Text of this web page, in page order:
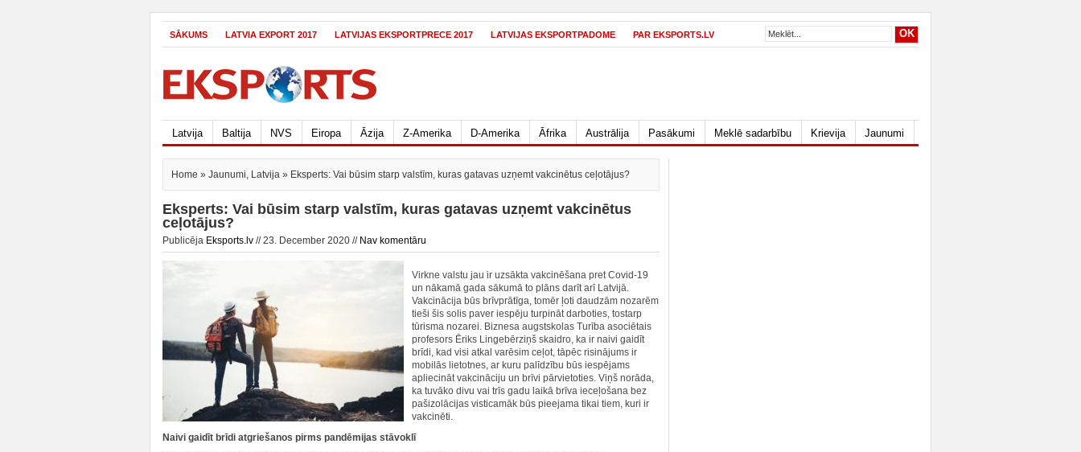
SĀKUMS LATVIA EXPORT 2017 LATVIJAS EKSPORTPRECE 2017 LATVIJAS EKSPORTPADOME PAR EKSPORTS.LV
Latvija Baltija NVS Eiropa Āzija Z-Amerika D-Amerika Āfrika Austrālija Pasākumi Meklē sadarbību Krievija Jaunumi
Home » Jaunumi, Latvija » Eksperts: Vai būsim starp valstīm, kuras gatavas uzņemt vakcinētus ceļotājus?
Eksperts: Vai būsim starp valstīm, kuras gatavas uzņemt vakcinētus
ceļotājus?
Publicēja Eksports.lv // 23. December 2020 // Nav komentāru
Virkne valstu jau ir uzsākta vakcinēšana pret Covid-19
un nākamā gada sākumā to plāns darīt arī Latvijā.
Vakcinācija būs brīvprātīga, tomēr ļoti daudzām nozarēm
tieši šis solis paver iespēju turpināt darboties, tostarp
tūrisma nozarei. Biznesa augstskolas Turība asociētais
profesors Ēriks Lingebērziņš skaidro, ka ir naivi gaidīt
brīdi, kad visi atkal varēsim ceļot, tāpēc risinājums ir
mobilās lietotnes, ar kuru palīdzību būs iespējams
apliecināt vakcināciju un brīvi pārvietoties. Viņš norāda,
ka tuvāko divu vai trīs gadu laikā brīva ieceļošana bez
pašizolācijas visticamāk būs pieejama tikai tiem, kuri ir
vakcinēti.
Naivi gaidīt brīdi atgriešanos pirms pandēmijas stāvoklī